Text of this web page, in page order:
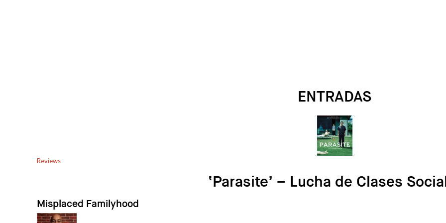
ENTRADAS
Reviews
‘Parasite’ – Lucha de Clases
Misplaced Familyhood